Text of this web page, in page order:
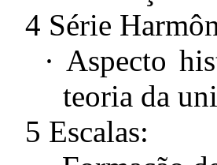
4 Série
· Aspecto
teoria da
5 Escalas: